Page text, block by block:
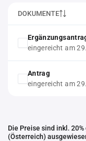
DOKUMENTE
eingereicht am
Antrag
eingereicht am
Die Preise sind inkl.
(Österreich)